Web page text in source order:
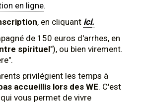
en ligne.
, en cliquant ici.
de 150 euros d'arrhes, en
spirituel"), ou bien virement.
privilégient les temps à
accueillis lors des WE. C'est
vous permet de vivre